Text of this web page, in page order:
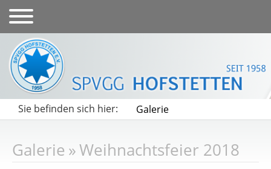
Sie befinden sich hier: Galerie
Galerie »Weihnachtsfeier 2018